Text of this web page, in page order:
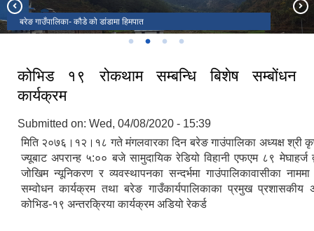
साग्दी सत्यवती मेला
बरेङ गाउँपालिका- कौडे को डांडामा हिमपात
साग्दी सत्यवती मन्दिर
बरेङ गा.पा बराहकोट
कोभिड १९ रोकथाम सम्बन्धि बिशेष सम्बोंधन
कार्यक्रम
Submitted on: Wed, 04/08/2020 - 15:39
मिति २०७६।१२।१८ गते मंगलवारका दिन बरेङ गाउंपालिका अध्यक्ष श्री
ज्यूबाट अपरान्ह ५:०० बजे सामुदायिक रेडियो विहानी एफएम ८९ मेघाहर्ज
जोखिम न्यूनिकरण र व्यवस्थापनका सन्दर्भमा गाउंपालिकावासीका
सम्वोधन कार्यक्रम तथा बरेङ गाउँकार्यपालिकाका प्रमुख
कोभिड-१९ अन्तरक्रिया कार्यक्रम अडियो रेकर्ड